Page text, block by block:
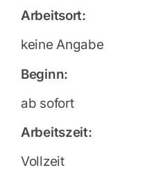
Arbeitsort:
keine Angabe
Beginn:
ab sofort
Arbeitszeit:
Vollzeit